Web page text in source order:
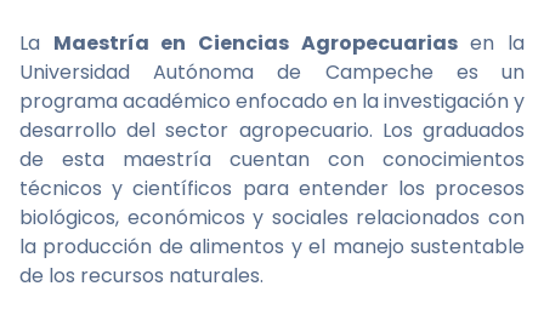
La Maestría en Ciencias Agropecuariasen la
Universidad Autónoma de Campeche es un
programa académico enfocado en la investigación y
desarrollo del sector agropecuario. Los graduados
de esta maestría cuentan con conocimientos
técnicos y científicos para entender los procesos
biológicos, económicos y sociales relacionados con
la producción de alimentos y el manejo sustentable
de los recursos naturales.